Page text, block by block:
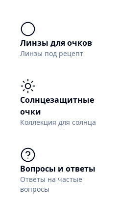
Линзы для очков
Линзы под рецепт
Солнцезащитные
очки
Коллекция для солнца
Вопросы и ответы
Ответы на частые
вопросы